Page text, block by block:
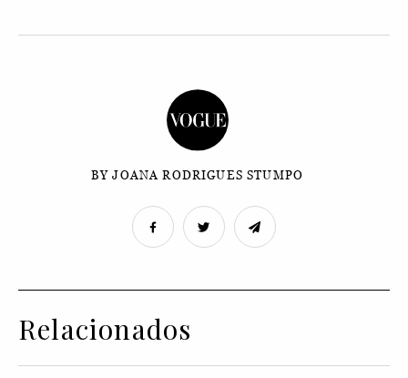
BY JOANA RODRIGUES STUMPO
Relacionados